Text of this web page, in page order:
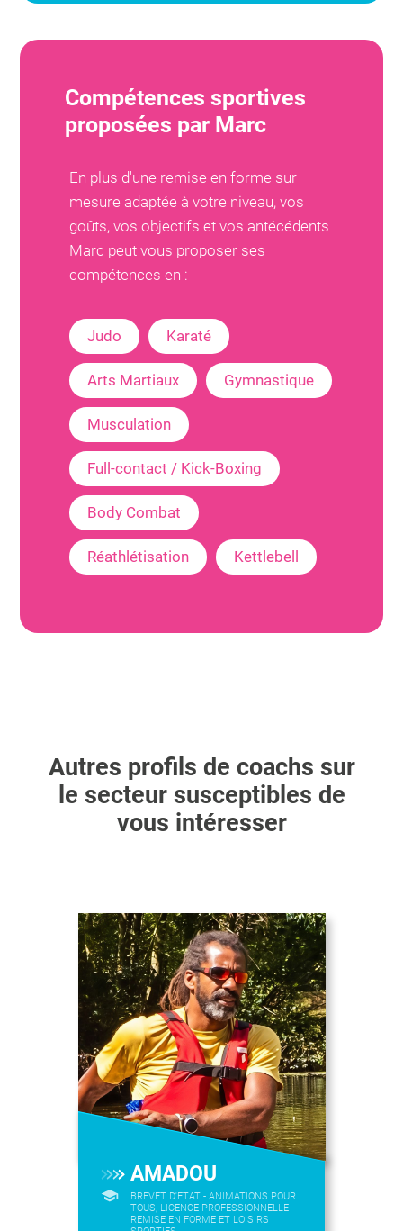
Compétences sportives
proposées par Marc
En plus d'une remise en forme sur
mesure adaptée à votre niveau, vos
goûts, vos objectifs et vos antécédents
Marc peut vous proposer ses
compétences en :
Judo Karaté
Arts Martiaux Gymnastique
Musculation
Full-contact / Kick-Boxing
Body Combat
Réathlétisation Kettlebell
Autres profils de coachs sur
le secteur susceptibles de
vous intéresser
AMADOU
BREVET D'ETAT - ANIMATIONS POUR
TOUS, LICENCE PROFESSIONNELLE
REMISE EN FORME ET LOISIRS